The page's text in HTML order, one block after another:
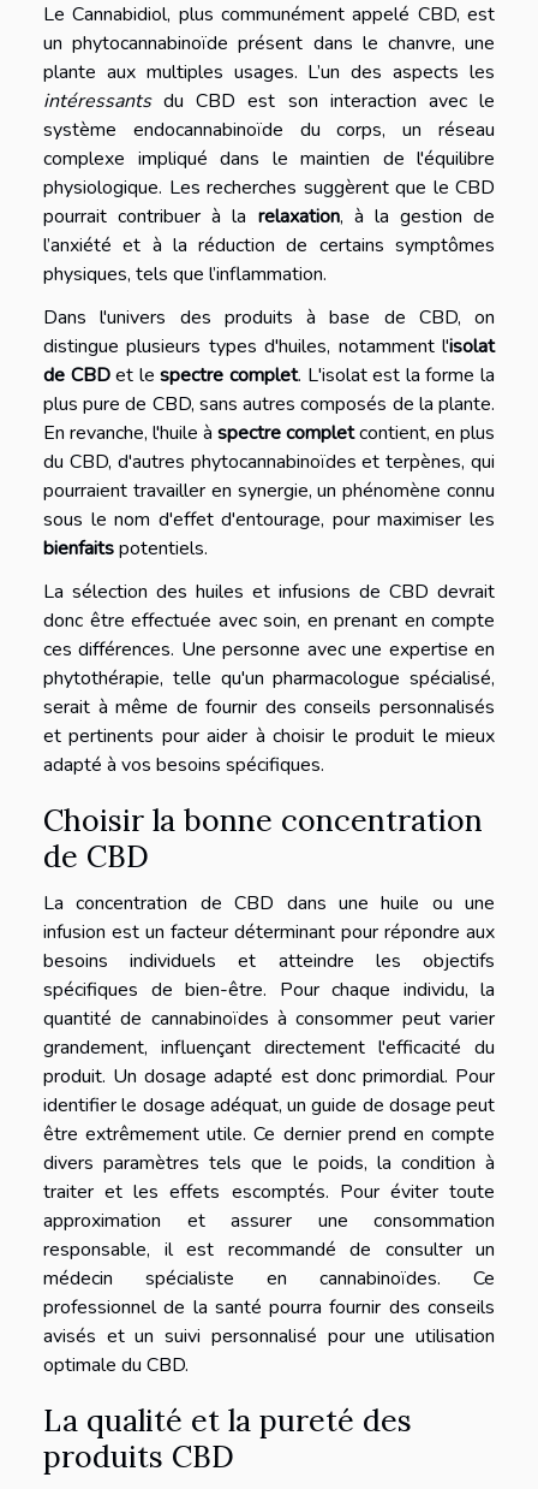
Le Cannabidiol, plus communément appelé CBD, est
un phytocannabinoïde présent dans le chanvre, une
plante aux multiples usages. L’un des aspects les
intéressantsdu CBD est son interaction avec le
système endocannabinoïde du corps, un réseau
complexe impliqué dans le maintien de l'équilibre
physiologique. Les recherches suggèrent que le CBD
pourrait contribuer à la relaxation, à la gestion de
l’anxiété et à la réduction de certains symptômes
physiques, tels que l’inflammation.
Dans l'univers des produits à base de CBD, on
distingue plusieurs types d'huiles, notamment l'isolat
de CBDet lespectre complet. L'isolat est la forme la
plus pure de CBD, sans autres composés de la plante.
En revanche, l'huile à spectre completcontient, en plus
du CBD, d'autres phytocannabinoïdes et terpènes, qui
pourraient travailler en synergie, un phénomène connu
sous le nom d'effet d'entourage, pour maximiser les
bienfaitspotentiels.
La sélection des huiles et infusions de CBD devrait
donc être effectuée avec soin, en prenant en compte
ces différences. Une personne avec une expertise en
phytothérapie, telle qu'un pharmacologue spécialisé,
serait à même de fournir des conseils personnalisés
et pertinents pour aider à choisir le produit le mieux
adapté à vos besoins spécifiques.
Choisir la bonne concentration
de CBD
La concentration de CBD dans une huile ou une
infusion est un facteur déterminant pour répondre aux
besoins individuels et atteindre les objectifs
spécifiques de bien-être. Pour chaque individu, la
quantité de cannabinoïdes à consommer peut varier
grandement, influençant directement l'efficacité du
produit. Un dosage adapté est donc primordial. Pour
identifier le dosage adéquat, un guide de dosage peut
être extrêmement utile. Ce dernier prend en compte
divers paramètres tels que le poids, la condition à
traiter et les effets escomptés. Pour éviter toute
approximation et assurer une consommation
responsable, il est recommandé de consulter un
médecin spécialiste en cannabinoïdes. Ce
professionnel de la santé pourra fournir des conseils
avisés et un suivi personnalisé pour une utilisation
optimale du CBD.
La qualité et la pureté des
produits CBD